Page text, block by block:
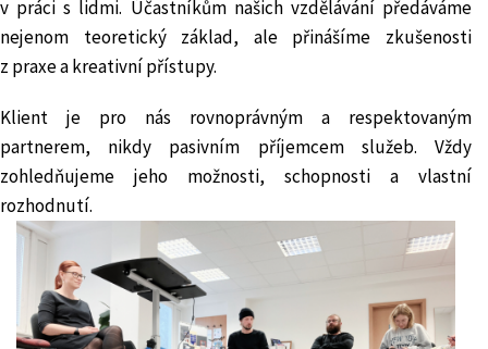
v práci s lidmi. Účastníkům našich vzdělávání předáváme
nejenom teoretický základ, ale přinášíme zkušenosti
z praxe a kreativní přístupy.
Klient je pro nás rovnoprávným a respektovaným
partnerem, nikdy pasivním příjemcem služeb. Vždy
zohledňujeme jeho možnosti, schopnosti a vlastní
rozhodnutí.